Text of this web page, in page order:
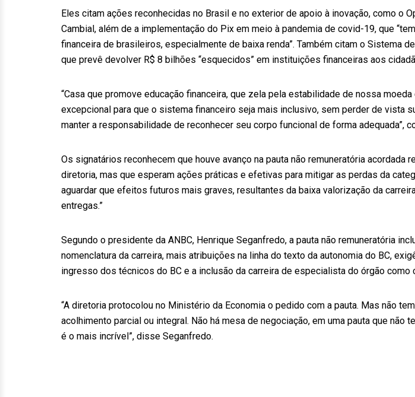
Eles citam ações reconhecidas no Brasil e no exterior de apoio à inovação, como o
Cambial, além de a implementação do Pix em meio à pandemia de covid-19, que
financeira de brasileiros, especialmente de baixa renda”. Também citam o Sistema
que prevê devolver R$ 8 bilhões “esquecidos” em instituições financeiras aos
“Casa que promove educação financeira, que zela pela estabilidade de nossa
excepcional para que o sistema financeiro seja mais inclusivo, sem perder de vista
manter a responsabilidade de reconhecer seu corpo funcional de forma adequada”,
Os signatários reconhecem que houve avanço na pauta não remuneratória acordada
diretoria, mas que esperam ações práticas e efetivas para mitigar as perdas da
aguardar que efeitos futuros mais graves, resultantes da baixa valorização da
entregas.”
Segundo o presidente da ANBC, Henrique Seganfredo, a pauta não remuneratória
nomenclatura da carreira, mais atribuições na linha do texto da autonomia do BC,
ingresso dos técnicos do BC e a inclusão da carreira de especialista do órgão como
“A diretoria protocolou no Ministério da Economia o pedido com a pauta. Mas não
acolhimento parcial ou integral. Não há mesa de negociação, em uma pauta que não
é o mais incrível”, disse Seganfredo.